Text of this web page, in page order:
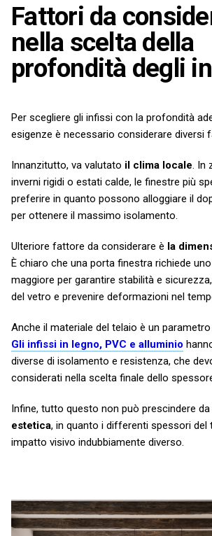
Fattori da
nella scelta della
profondità degli
Per scegliere gli infissi con la profondità
esigenze è necessario considerare diversi
Innanzitutto, va valutato il clima locale .
inverni rigidi o estati calde, le finestre più
preferire in quanto possono alloggiare il
per ottenere il massimo isolamento.
Ulteriore fattore da considerare è la
È chiaro che una porta finestra richiede
maggiore per garantire stabilità e
del vetro e prevenire deformazioni nel
Anche il materiale del telaio è un
Gli infissi in legno, PVC e alluminio
diverse di isolamento e resistenza, che
considerati nella scelta finale dello
Infine, tutto questo non può prescindere da
estetica, in quanto i differenti spessori del
impatto visivo indubbiamente diverso.